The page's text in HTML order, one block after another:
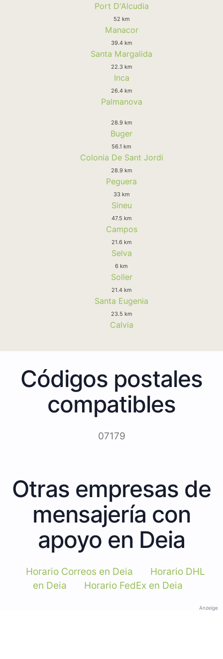
Port D'Alcudia
52 km
Manacor
39.4 km
Santa Margalida
22.3 km
Inca
26.4 km
Palmanova
28.9 km
Buger
56.1 km
Colonia De Sant Jordi
28.9 km
Peguera
33 km
Sineu
47.5 km
Campos
21.6 km
Selva
6 km
Soller
21.4 km
Santa Eugenia
23.5 km
Calvia
Códigos postales
compatibles
07179
Otras empresas de
mensajería con
apoyo en Deia
Horario Correos en Deia
Horario DHL
en Deia
Horario FedEx en Deia
Anzeige